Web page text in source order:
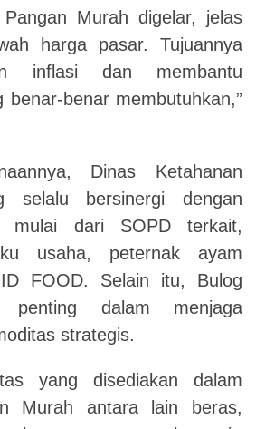
Murah digelar, jelas
harga pasar. Tujuannya
inflasi dan membantu
benar-benar membutuhkan,”
Dinas Ketahanan
selalu bersinergi dengan
mulai dari SOPD terkait,
usaha, peternak ayam
FOOD. Selain itu, Bulog
penting dalam menjaga
strategis.
yang disediakan dalam
Murah antara lain beras,